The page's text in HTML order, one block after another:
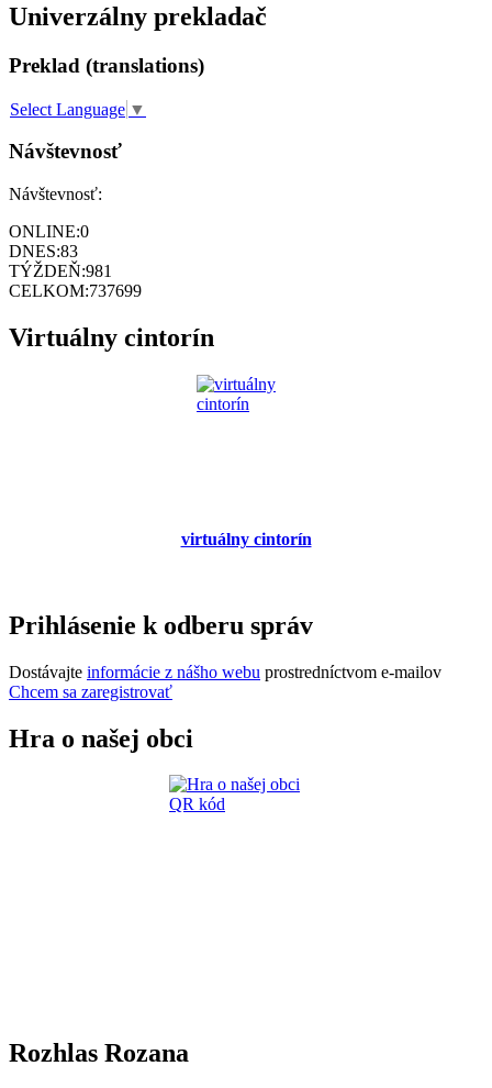
Univerzálny prekladač
Preklad (translations)
Select Language ▼
Návštevnosť
Návštevnosť:
ONLINE:0
DNES:83
TÝŽDEŇ:981
CELKOM:737699
Virtuálny cintorín
virtuálny cintorín
Prihlásenie k odberu správ
Dostávajte informácie z nášho webu prostredníctvom e-mailov
Chcem sa zaregistrovať
Hra o našej obci
Rozhlas Rozana